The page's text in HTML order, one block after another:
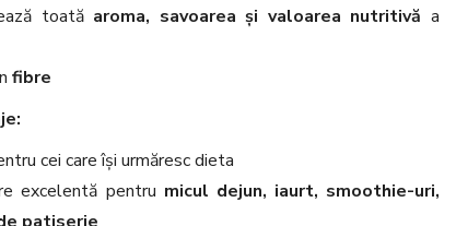
toată aroma, savoarea și valoarea nutritivă a
fibre
cei care își urmăresc dieta
excelentă pentru micul dejun, iaurt, smoothie-uri,